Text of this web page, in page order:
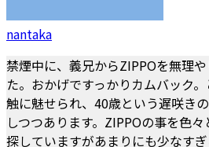
nantaka
禁煙中に、義兄からZIPPOを無理
た。おかげですっかりカムバック
触に魅せられ、40歳という遅咲き
しつつあります。ZIPPOの事を色
探していますがあまりにも少なす